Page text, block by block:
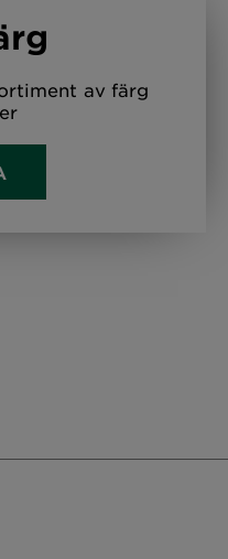
av färg